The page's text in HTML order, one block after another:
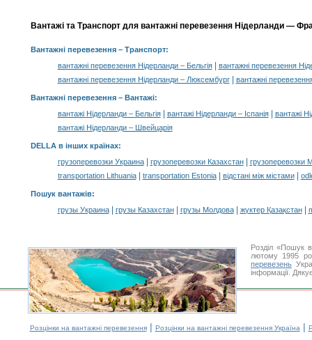
Вантажі та Транспорт для вантажні перевезення Нідерланди —
Вантажні перевезення– Транспорт:
вантажні перевезення Нідерланди – Бельгія|
вантажні перевезення
вантажні перевезення Нідерланди – Люксембург| вантажні
Вантажні перевезення – Вантажі:
вантажі Нідерланди – Бельгія| вантажі Нідерланди – Іспанія|
вантажі
вантажі Нідерланди – Швейцарія
DELLA в інших країнах:
грузоперевозки Украина| грузоперевозки Казахстан|
грузоперевозки
transportation Lithuania| transportation Estonia| відстані між містами|
Пошук вантажів:
грузы Украина| грузы Казахстан| грузы Молдова| жүктер Қазақстан|
Розділ «Пошук
лютому 1995
перевезень
інформації.
Розцінки на вантажні перевезення| Розцінки на вантажні перевезення Україна |